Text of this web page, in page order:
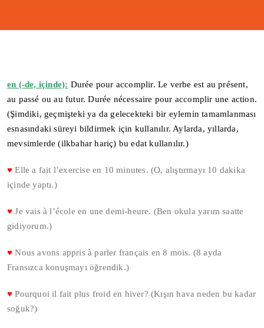
en (-de, içinde): Durée pour accomplir. Le verbe est au présent,
au passé ou au futur. Durée nécessaire pour accomplir une action.
(Şimdiki, geçmişteki ya da gelecekteki bir eylemin tamamlanması
esnasındaki süreyi bildirmek için kullanılır. Aylarda, yıllarda,
mevsimlerde (ilkbahar hariç) bu edat kullanılır.)
♥ Elle a fait l’exercise en 10 minutes. (O, alıştırmayı 10 dakika
içinde yaptı.)
♥ Je vais à l’école en une demi-heure. (Ben okula yarım saatte
gidiyorum.)
♥ Nous avons appris à parler français en 8 mois. (8 ayda
Fransızca konuşmayı öğrendik.)
♥ Pourquoi il fait plus froid en hiver? (Kışın hava neden bu kadar
soğuk?)